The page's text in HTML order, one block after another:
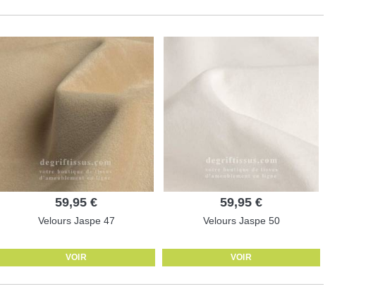
59,95 €
Velours Jaspe 47
VOIR
59,95 €
Velours Jaspe 50
VOIR